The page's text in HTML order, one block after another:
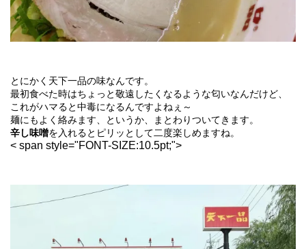
とにかく天下一品の味なんです。
最初食べた時はちょっと敬遠したくなるような匂いなんだけど、
これがハマると中毒になるんですよねぇ～
麺にもよく絡みます、というか、まとわりついてきます。
辛し味噌を入れるとピリッとして二度楽しめますね。
< span style="FONT-SIZE:10.5pt;">